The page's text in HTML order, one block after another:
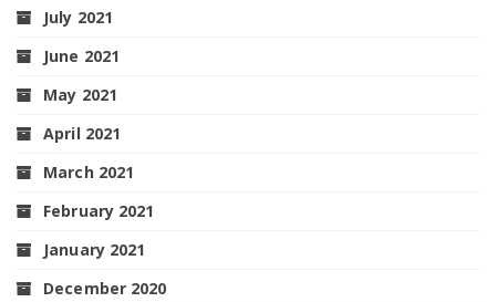
July 2021
June 2021
May 2021
April 2021
March 2021
February 2021
January 2021
December 2020